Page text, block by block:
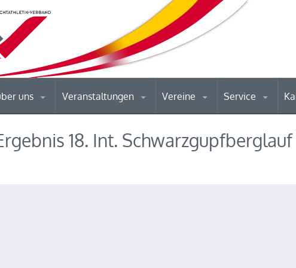
uns Veranstaltungen Vereine Service
18. Int. Schwarzgupfberglauf